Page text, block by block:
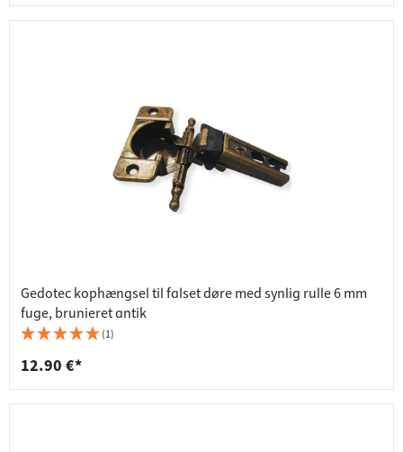
Gedotec kophængsel til falset døre med synlig rulle 6 mm
fuge, brunieret antik
(1)
12.90 €*